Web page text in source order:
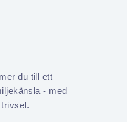
du till ett
- med